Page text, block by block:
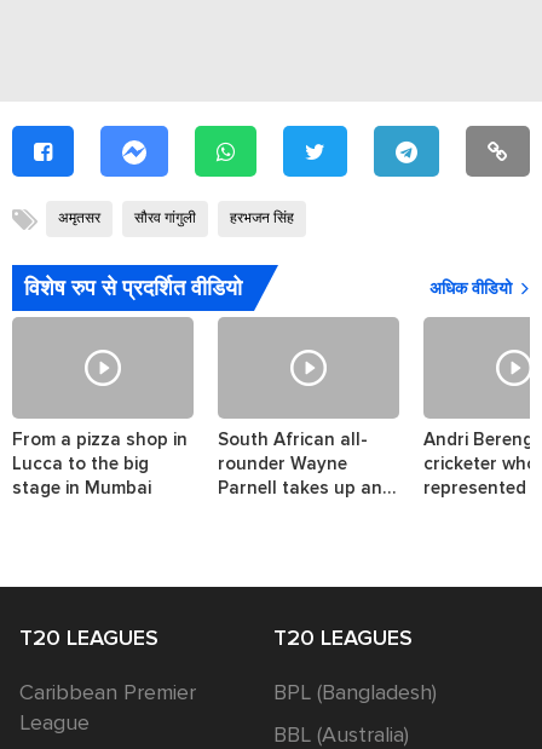
अमृतसर सौरव गांगुली हरभजन सिंह
विशेष रुप से प्रदर्शित वीडियो अधिक वीडियो
From a pizza shop in
Lucca to the big
stage in Mumbai
South African all-
rounder Wayne
Parnell takes up an
Andri
cricketer who
represented
T20 LEAGUES
Caribbean Premier
League
T20 LEAGUES
BPL (Bangladesh)
BBL (Australia)